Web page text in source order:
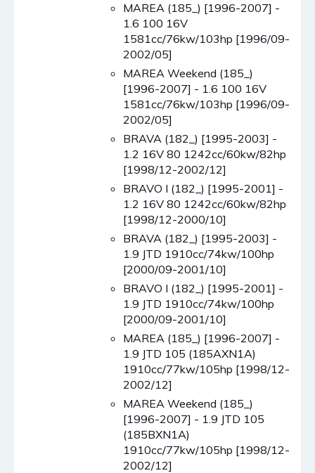
MAREA (185_) [1996-2007] -
1.6 100 16V
1581cc/76kw/103hp [1996/09-
2002/05]
MAREA Weekend (185_)
[1996-2007] - 1.6 100 16V
1581cc/76kw/103hp [1996/09-
2002/05]
BRAVA (182_) [1995-2003] -
1.2 16V 80 1242cc/60kw/82hp
[1998/12-2002/12]
BRAVO I (182_) [1995-2001] -
1.2 16V 80 1242cc/60kw/82hp
[1998/12-2000/10]
BRAVA (182_) [1995-2003] -
1.9 JTD 1910cc/74kw/100hp
[2000/09-2001/10]
BRAVO I (182_) [1995-2001] -
1.9 JTD 1910cc/74kw/100hp
[2000/09-2001/10]
MAREA (185_) [1996-2007] -
1.9 JTD 105 (185AXN1A)
1910cc/77kw/105hp [1998/12-
2002/12]
MAREA Weekend (185_)
[1996-2007] - 1.9 JTD 105
(185BXN1A)
1910cc/77kw/105hp [1998/12-
2002/12]